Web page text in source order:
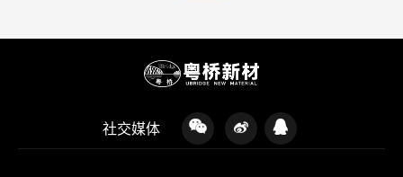
社交媒体